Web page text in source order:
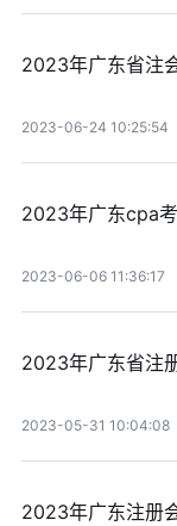
2023年广东省注
2023-06-24 10:25:54
2023年广东cpa
2023-06-06 11:36:17
2023年广东省注
2023-05-31 10:04:08
2023年广东注册